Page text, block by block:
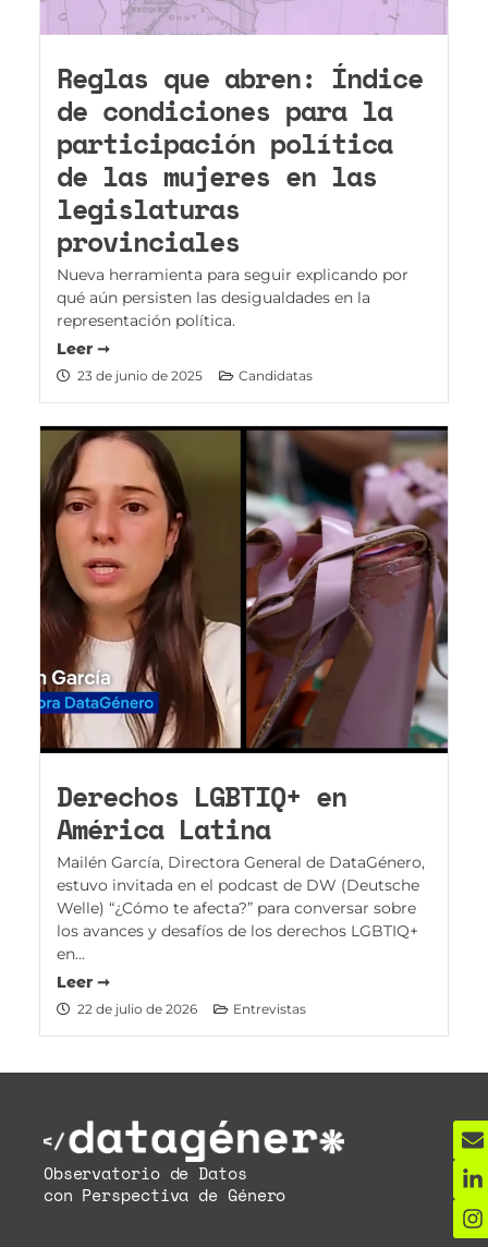
Reglas que abren: Índice
de condiciones para la
participación política
de las mujeres en las
legislaturas
provinciales
Nueva herramienta para seguir explicando por
qué aún persisten las desigualdades en la
representación política.
Leer ➞
23 de junio de 2025 Candidatas
Derechos LGBTIQ+ en
América Latina
Mailén García, Directora General de DataGénero,
estuvo invitada en el podcast de DW (Deutsche
Welle) “¿Cómo te afecta?” para conversar sobre
los avances y desafíos de los derechos LGBTIQ+
en...
Leer ➞
22 de julio de 2026 Entrevistas
Observatorio de Datos
con Perspectiva de Género